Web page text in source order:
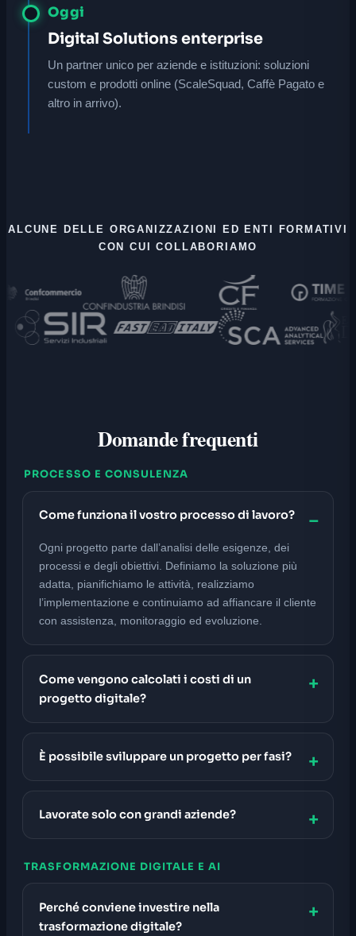
Oggi
Digital Solutions enterprise
Un partner unico per aziende e istituzioni: soluzioni
custom e prodotti online (ScaleSquad, Caffè Pagato e
altro in arrivo).
ALCUNE DELLE ORGANIZZAZIONI ED ENTI FORMATIVI
CON CUI COLLABORIAMO
Domande frequenti
PROCESSO E CONSULENZA
Come funziona il vostro processo di lavoro?
Ogni progetto parte dall’analisi delle esigenze, dei
processi e degli obiettivi. Definiamo la soluzione più
adatta, pianifichiamo le attività, realizziamo
l’implementazione e continuiamo ad affiancare il cliente
con assistenza, monitoraggio ed evoluzione.
Come vengono calcolati i costi di un
progetto digitale?
È possibile sviluppare un progetto per fasi?
Lavorate solo con grandi aziende?
TRASFORMAZIONE DIGITALE E AI
Perché conviene investire nella
trasformazione digitale?